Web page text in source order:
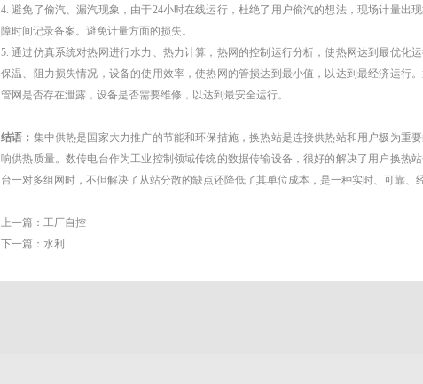
4. 避免了偷汽、漏汽现象，由于24小时在线运行，杜绝了用户偷汽的想法，现场计量出
障时间记录备案。避免计量方面的损失。
5. 通过仿真系统对热网进行水力、热力计算，热网的控制运行分析，使热网达到最优化
保温、阻力损失情况，设备的使用效率，使热网的管损达到最小值，以达到最经济运行
管网是否存在泄露，设备是否需要维修，以达到最安全运行。
结语： 集中供热是国家大力推广的节能和环保措施，换热站是连接供热站和用户极为重
响供热质量。数传电台作为工业控制领域传统的数据传输设备，很好的解决了用户换热
台一对多组网时，不但解决了从站分散的缺点还降低了其单位成本，是一种实时、可靠、
上一篇： 工厂自控
下一篇： 水利